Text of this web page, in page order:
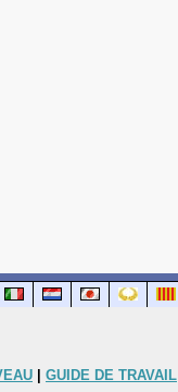
GUIDE DE TRAVAIL